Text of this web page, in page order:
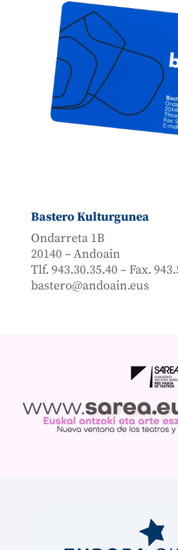
Bastero Kulturgunea
Ondarreta 1B
20140 – Andoain
Tlf. 943.30.35.40 – Fax.
bastero@andoain.eus